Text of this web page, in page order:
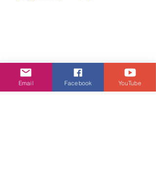
Email Facebook YouTube